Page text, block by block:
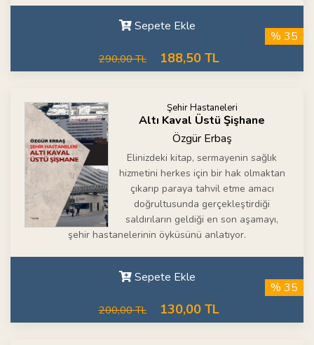
Sepete Ekle
290,00 TL 188,50 TL
% 35
Şehir Hastaneleri
Altı Kaval Üstü Şişhane
Özgür Erbaş
Elinizdeki kitap, sermayenin sağlık
hizmetini herkes için bir hak olmaktan
çıkarıp paraya tahvil etme amacı
doğrultusunda gerçekleştirdiği
saldırıların geldiği en son aşamayı,
şehir hastanelerinin öyküsünü anlatıyor.
Sepete Ekle
200,00 TL 130,00 TL
% 35